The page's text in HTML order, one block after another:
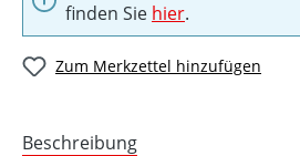
finden Sie hier.
Zum Merkzettel hinzufügen
Beschreibung